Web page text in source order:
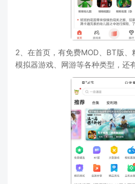
2、在首页，有免费MOD、BT版、
模拟器游戏、网游等各种类型，还